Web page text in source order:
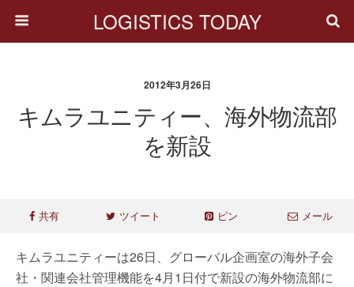
LOGISTICS TODAY
2012年3月26日
キムラユニティー、海外物流部
を新設
共有 ツイート ピン メール
キムラユニティーは26日、グローバル企画室の海外子会
社・関連会社管理機能を4月1日付で新設の海外物流部に